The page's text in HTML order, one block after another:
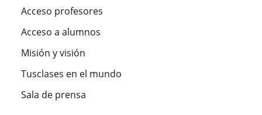
Acceso profesores
Acceso a alumnos
Misión y visión
Tusclases en el mundo
Sala de prensa